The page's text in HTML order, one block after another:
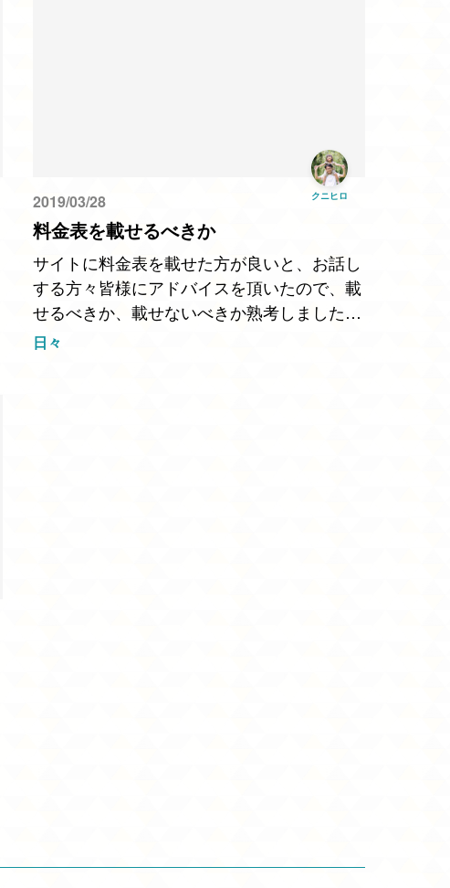
クニヒロ
2019/03/28
料金表を載せるべきか
サイトに料金表を載せた方が良いと、お話し
する方々皆様にアドバイスを頂いたので、載
せるべきか、載せないべきか熟考しました。
そもそも何故掲載するのに違和感を覚えたか
日々